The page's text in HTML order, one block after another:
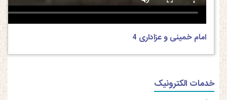
امام خمینی و عزاداری 4
خدمات الکترونیک